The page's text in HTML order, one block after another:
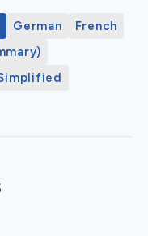
German
French